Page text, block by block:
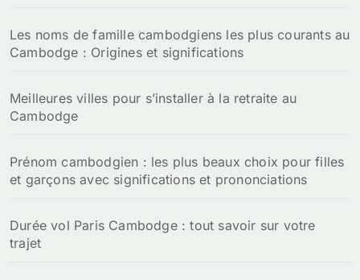
Les noms de famille cambodgiens les plus courants au
Cambodge : Origines et significations
Meilleures villes pour s’installer à la retraite au
Cambodge
Prénom cambodgien : les plus beaux choix pour filles
et garçons avec significations et prononciations
Durée vol Paris Cambodge : tout savoir sur votre
trajet